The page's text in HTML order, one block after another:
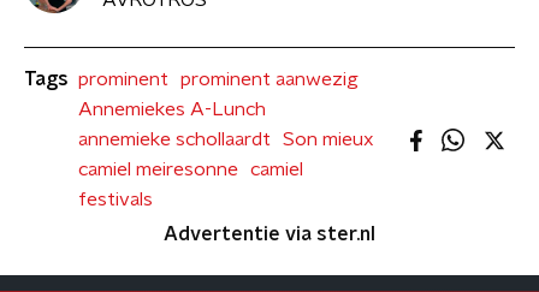
Tags prominent
prominent aanwezig
Annemiekes A-Lunch
annemieke schollaardt
Son mieux
camiel meiresonne
camiel
festivals
Advertentie via ster.nl